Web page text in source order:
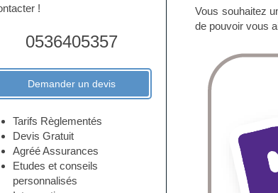
Vous souhaitez
de pouvoir vous
!
0536405357
Demander un devis
Tarifs Règlementés
Devis Gratuit
Agréé Assurances
Etudes et conseils
personnalisés